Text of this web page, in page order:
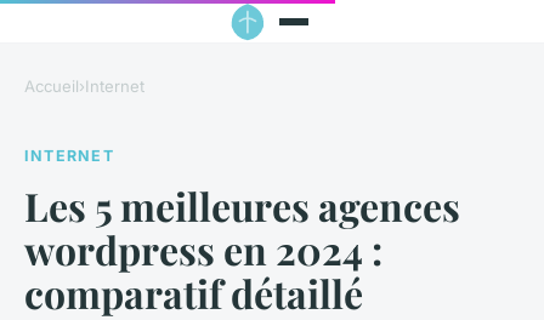
Accueil›Internet
INTERNET
Les 5 meilleures agences
wordpress en 2024 :
comparatif détaillé